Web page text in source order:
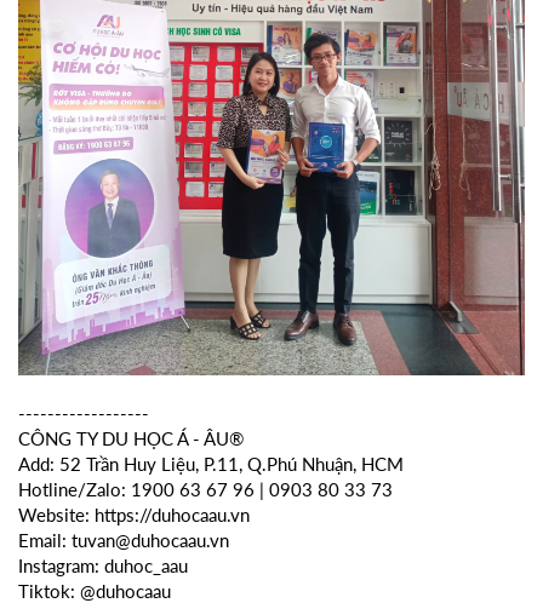
------------------
CÔNG TY DU HỌC Á - ÂU®
Add: 52 Trần Huy Liệu, P.11, Q.Phú Nhuận, HCM
Hotline/Zalo: 1900 63 67 96 | 0903 80 33 73
Website: https://duhocaau.vn
Email: tuvan@duhocaau.vn
Instagram: duhoc_aau
Tiktok: @duhocaau